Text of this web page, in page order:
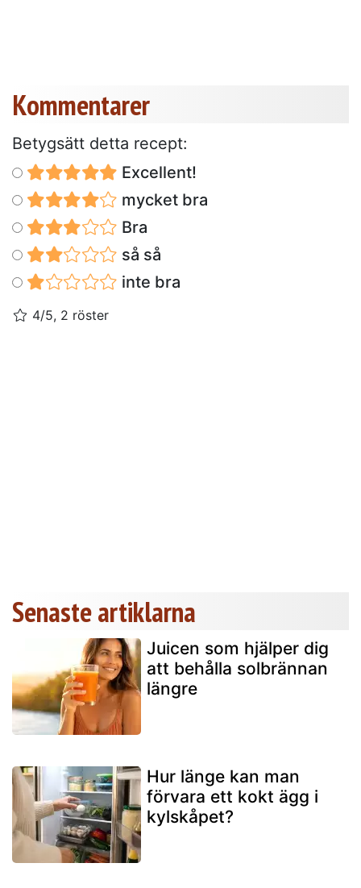
Kommentarer
Betygsätt detta recept:
Excellent!
mycket bra
Bra
så så
inte bra
4/5, 2 röster
Senaste artiklarna
Juicen som hjälper dig
att behålla solbrännan
längre
Hur länge kan man
förvara ett kokt ägg i
kylskåpet?